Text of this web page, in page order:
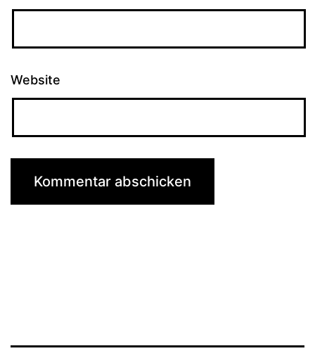
Website